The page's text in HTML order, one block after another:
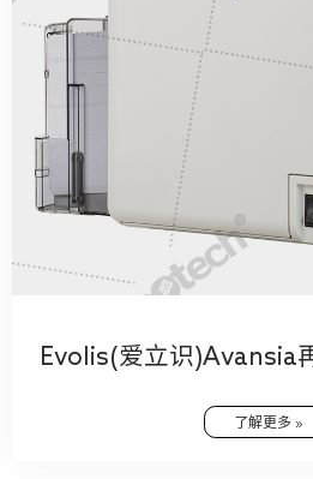
Evolis(爱立识)Avansia
了解更多 »